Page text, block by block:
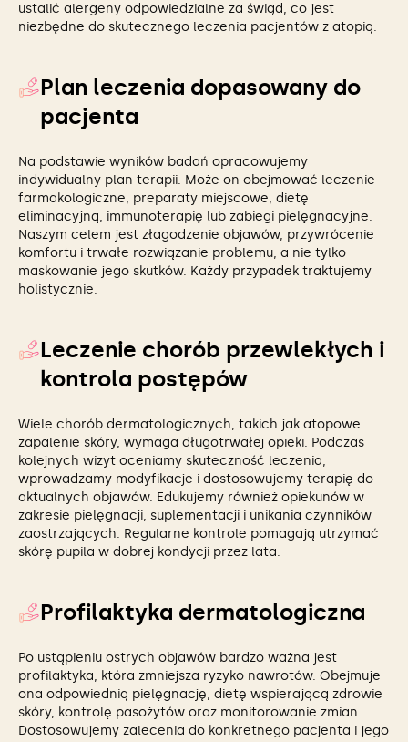
ustalić alergeny odpowiedzialne za świąd, co jest
niezbędne do skutecznego leczenia pacjentów z atopią.
Plan leczenia dopasowany do
pacjenta
Na podstawie wyników badań opracowujemy
indywidualny plan terapii. Może on obejmować leczenie
farmakologiczne, preparaty miejscowe, dietę
eliminacyjną, immunoterapię lub zabiegi pielęgnacyjne.
Naszym celem jest złagodzenie objawów, przywrócenie
komfortu i trwałe rozwiązanie problemu, a nie tylko
maskowanie jego skutków. Każdy przypadek traktujemy
holistycznie.
Leczenie chorób przewlekłych i
kontrola postępów
Wiele chorób dermatologicznych, takich jak atopowe
zapalenie skóry, wymaga długotrwałej opieki. Podczas
kolejnych wizyt oceniamy skuteczność leczenia,
wprowadzamy modyfikacje i dostosowujemy terapię do
aktualnych objawów. Edukujemy również opiekunów w
zakresie pielęgnacji, suplementacji i unikania czynników
zaostrzających. Regularne kontrole pomagają utrzymać
skórę pupila w dobrej kondycji przez lata.
Profilaktyka dermatologiczna
Po ustąpieniu ostrych objawów bardzo ważna jest
profilaktyka, która zmniejsza ryzyko nawrotów. Obejmuje
ona odpowiednią pielęgnację, dietę wspierającą zdrowie
skóry, kontrolę pasożytów oraz monitorowanie zmian.
Dostosowujemy zalecenia do konkretnego pacjenta i jego